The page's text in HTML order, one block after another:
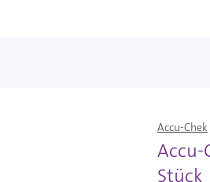
Accu-Chek
Accu-
Stück